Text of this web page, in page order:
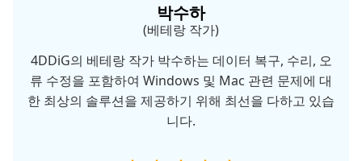
박수하
(베테랑 작가)
4DDiG의 베테랑 작가 박수하는 데이터 복구, 수리, 오
류 수정을 포함하여 Windows 및 Mac 관련 문제에 대
한 최상의 솔루션을 제공하기 위해 최선을 다하고 있습
니다.